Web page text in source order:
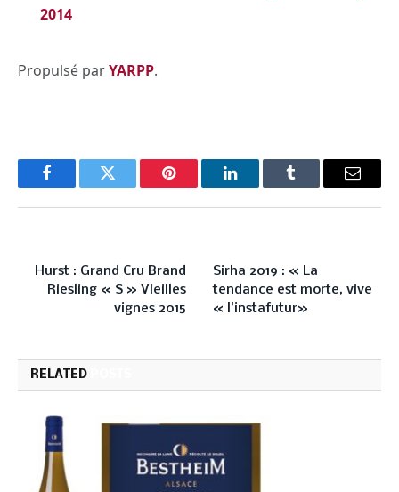
2014
Propulsé parYARPP.
FacebookTwitter Pinterest LinkedInTumblr Email
Hurst : Grand Cru Brand
Riesling « S » Vieilles
vignes 2015
Sirha 2019 : « La
tendance est morte, vive
« l’instafutur»
RELATED